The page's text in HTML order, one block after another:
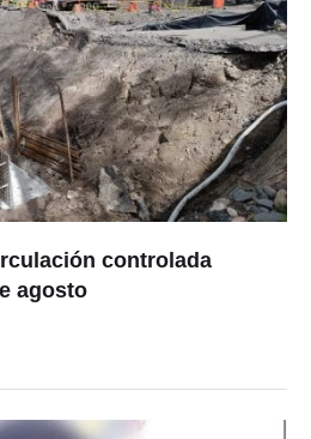
controlada
agosto